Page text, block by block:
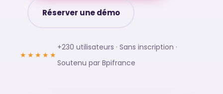
Réserver une démo
★★★★★
+230 utilisateurs · Sans inscription ·
Soutenu par Bpifrance